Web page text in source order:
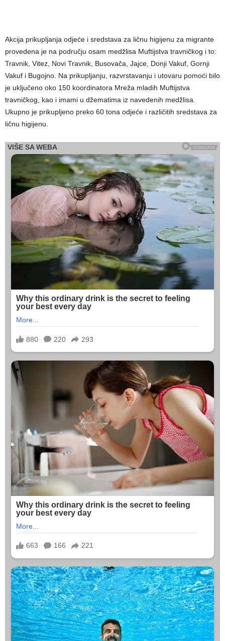
Akcija prikupljanja odjeće i sredstava za ličnu higijenu za migrante
provedena je na području osam medžlisa Muftijstva travničkog i to:
Travnik, Vitez, Novi Travnik, Busovača, Jajce, Donji Vakuf, Gornji
Vakuf i Bugojno. Na prikupljanju, razvrstavanju i utovaru pomoći bilo
je uključeno oko 150 koordinatora Mreža mladih Muftijstva
travničkog, kao i imami u džematima iz navedenih medžlisa.
Ukupno je prikupljeno preko 60 tona odjeće i različitih sredstava za
ličnu higijenu.